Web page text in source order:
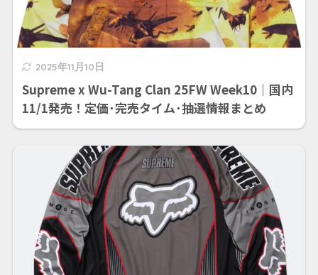
2025年11月10日
Supreme x Wu-Tang Clan 25FW Week10｜国内
11/1発売！定価･完売タイム･抽選情報まとめ